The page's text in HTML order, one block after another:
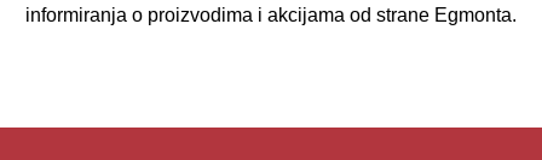
informiranja o proizvodima i akcijama od strane Egmonta.